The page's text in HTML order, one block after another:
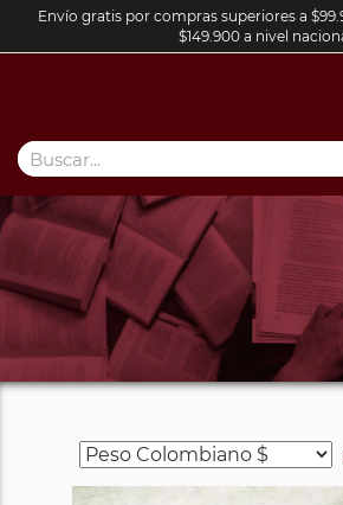
Envío gratis por compras superiores a
$149.900 a nivel